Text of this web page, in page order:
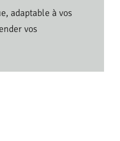
adaptable à vos
vos